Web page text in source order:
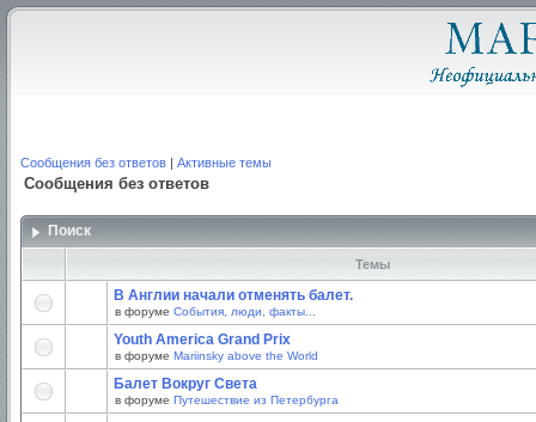
Сообщения без ответов | Активные темы
Сообщения без ответов
Поиск
Темы
В Англии начали отменять балет.
в форуме События, люди, факты...
Youth America Grand Prix
в форуме Mariinsky above the World
Балет Вокруг Света
в форуме Путешествие из Петербурга